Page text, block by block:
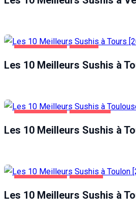
Les 10 Meilleurs Sushis à
Les 10 Meilleurs Sushis à
Les 10 Meilleurs Sushis à